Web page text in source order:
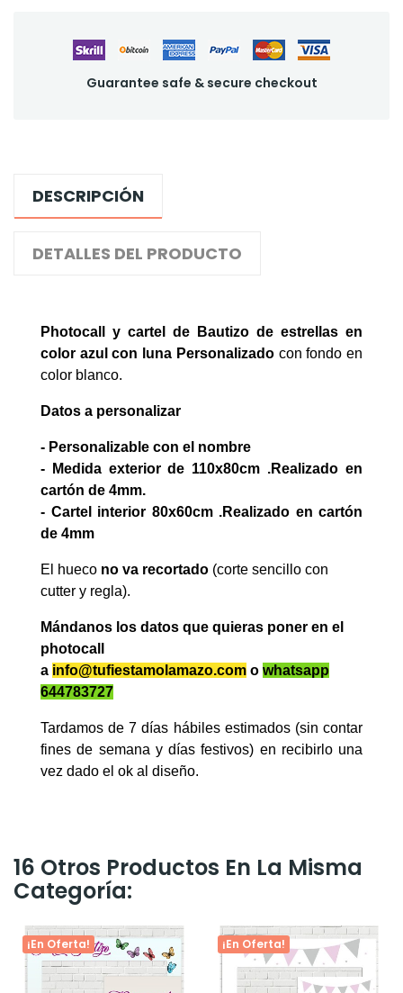
Guarantee safe & secure checkout
DESCRIPCIÓN
DETALLES DEL PRODUCTO
Photocall y cartel de Bautizo de estrellas en
color azul con luna Personalizadocon fondo en
color blanco.
Datos a personalizar
- Personalizable con el nombre
- Medida exterior de 110x80cm .Realizado en
cartón de 4mm.
- Cartel interior 80x60cm .Realizado en cartón
de 4mm
El hueco no va recortado (corte sencillo con
cutter y regla).
Mándanos los datos que quieras poner en el
photocall
a info@tufiestamolamazo.com o whatsapp
644783727
Tardamos de 7 días hábiles estimados (sin contar
fines de semana y días festivos) en recibirlo una
vez dado el ok al diseño.
16 Otros Productos En La Misma
Categoría:
¡En Oferta! ¡En Oferta!